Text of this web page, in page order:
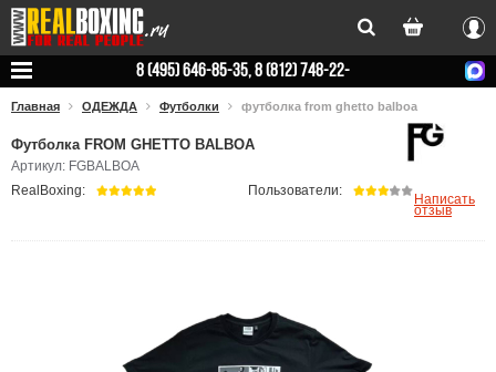
Вход
8 (495) 646-85-35, 8 (812) 748-22-
Главная ОДЕЖДА Футболки футболка from ghetto balboa
Футболка FROM GHETTO BALBOA
Артикул: FGBALBOA
RealBoxing: Пользователи:
Написать
отзыв